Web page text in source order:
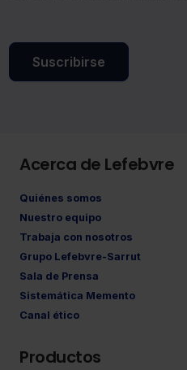
Suscribirse
Acerca de Lefebvre
Quiénes somos
Nuestro equipo
Trabaja con nosotros
Grupo Lefebvre-Sarrut
Sala de Prensa
Sistemática Memento
Canal ético
Productos